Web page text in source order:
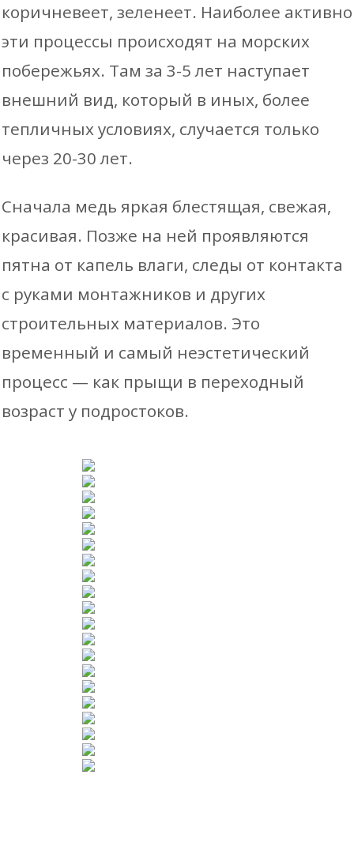
коричневеет, зеленеет. Наиболее активно
эти процессы происходят на морских
побережьях. Там за 3-5 лет наступает
внешний вид, который в иных, более
тепличных условиях, случается только
через 20-30 лет.
Сначала медь яркая блестящая, свежая,
красивая. Позже на ней проявляются
пятна от капель влаги, следы от контакта
с руками монтажников и других
строительных материалов. Это
временный и самый неэстетический
процесс — как прыщи в переходный
возраст у подростоков.